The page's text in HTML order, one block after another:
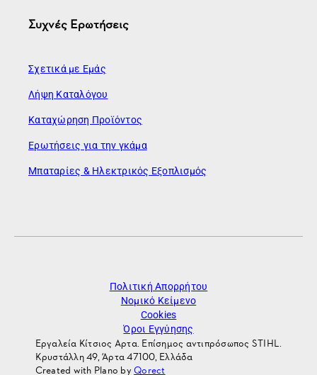
Συχνές Ερωτήσεις
Σχετικά με Εμάς
Λήψη Καταλόγου
Καταχώρηση Προϊόντος
Ερωτήσεις για την γκάμα
Μπαταρίες & Ηλεκτρικός Εξοπλισμός
Πολιτική Απορρήτου
Νομικό Κείμενο
Cookies
Όροι Εγγύησης
Εργαλεία Κίτσιος Αρτα. Επίσημος αντιπρόσωπος STIHL.
Κρυστάλλη 49, Άρτα 47100, Ελλάδα
Created with Plano byQorect